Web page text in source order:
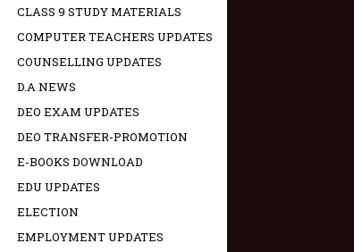
CLASS 9 STUDY MATERIALS
COMPUTER TEACHERS UPDATES
COUNSELLING UPDATES
D.A NEWS
DEO EXAM UPDATES
DEO TRANSFER-PROMOTION
E-BOOKS DOWNLOAD
EDU UPDATES
ELECTION
EMPLOYMENT UPDATES